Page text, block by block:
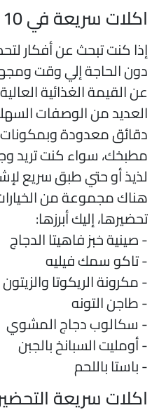
سريعة في 10 دقائق
كنت تبحث عن أفكار
الحاجة إلي وقت ومجهود
القيمة الغذائية العالية
من الوصفات
معدودة وبمكونات
سواء كنت تريد
أو حتي طبق سريع
مجموعة من الخيارات
إليك أبرزها:
خبز فاهيتا الدجاج
تاكو سمك فيليه
الريكوتا والزيتون
التونه
سكالوب دجاج المشوي
السبانخ بالجبن
باللحم
سريعة التحضير